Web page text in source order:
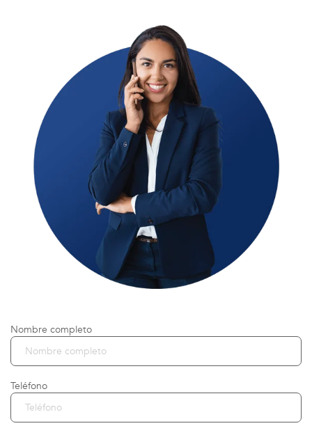
Nombre completo
Teléfono